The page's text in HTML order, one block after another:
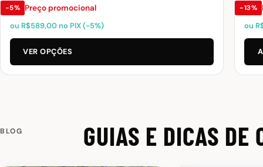
original
era:
R$650,00.
atual
é:
R$620,00.
−5% Preço promocional
ou R$589,00no PIX (−5%)
VER OPÇÕES
do
produto
−13%
ou
BLOG GUIAS E DICAS DE